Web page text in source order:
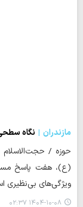
مازندران
نگاه
حوزه / حجت‌الاسلام
(ع)، هفت پاسخ
ویژگی‌های بی‌نظیری
۱۴۰۴-۱۰-۰۸ ۰۲:۳۷